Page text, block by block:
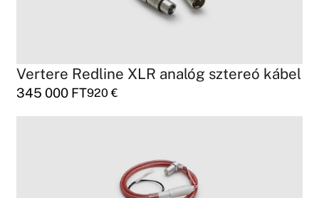
Vertere Redline XLR analóg sztereó kábel
345 000 FT920€